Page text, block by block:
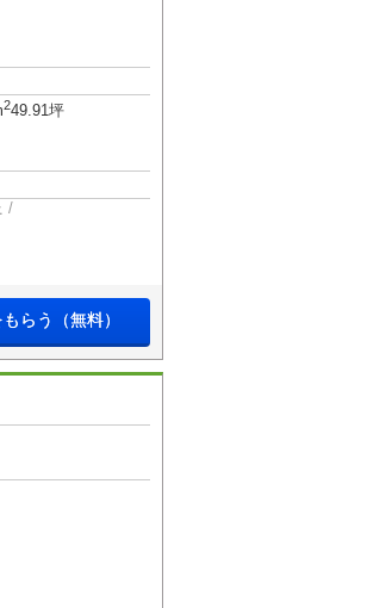
249.91坪
らう（無料）